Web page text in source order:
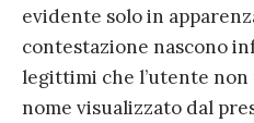
evidente solo in
contestazione nascono
legittimi che l’utente
nome visualizzato dal